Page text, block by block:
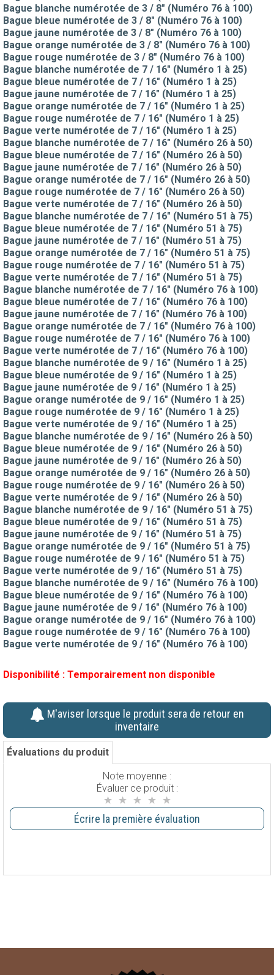
Bague blanche numérotée de 3 / 8" (Numéro 76 à 100)
Bague bleue numérotée de 3 / 8" (Numéro 76 à 100)
Bague jaune numérotée de 3 / 8" (Numéro 76 à 100)
Bague orange numérotée de 3 / 8" (Numéro 76 à 100)
Bague rouge numérotée de 3 / 8" (Numéro 76 à 100)
Bague blanche numérotée de 7 / 16" (Numéro 1 à 25)
Bague bleue numérotée de 7 / 16" (Numéro 1 à 25)
Bague jaune numérotée de 7 / 16" (Numéro 1 à 25)
Bague orange numérotée de 7 / 16" (Numéro 1 à 25)
Bague rouge numérotée de 7 / 16" (Numéro 1 à 25)
Bague verte numérotée de 7 / 16" (Numéro 1 à 25)
Bague blanche numérotée de 7 / 16" (Numéro 26 à 50)
Bague bleue numérotée de 7 / 16" (Numéro 26 à 50)
Bague jaune numérotée de 7 / 16" (Numéro 26 à 50)
Bague orange numérotée de 7 / 16" (Numéro 26 à 50)
Bague rouge numérotée de 7 / 16" (Numéro 26 à 50)
Bague verte numérotée de 7 / 16" (Numéro 26 à 50)
Bague blanche numérotée de 7 / 16" (Numéro 51 à 75)
Bague bleue numérotée de 7 / 16" (Numéro 51 à 75)
Bague jaune numérotée de 7 / 16" (Numéro 51 à 75)
Bague orange numérotée de 7 / 16" (Numéro 51 à 75)
Bague rouge numérotée de 7 / 16" (Numéro 51 à 75)
Bague verte numérotée de 7 / 16" (Numéro 51 à 75)
Bague blanche numérotée de 7 / 16" (Numéro 76 à 100)
Bague bleue numérotée de 7 / 16" (Numéro 76 à 100)
Bague jaune numérotée de 7 / 16" (Numéro 76 à 100)
Bague orange numérotée de 7 / 16" (Numéro 76 à 100)
Bague rouge numérotée de 7 / 16" (Numéro 76 à 100)
Bague verte numérotée de 7 / 16" (Numéro 76 à 100)
Bague blanche numérotée de 9 / 16" (Numéro 1 à 25)
Bague bleue numérotée de 9 / 16" (Numéro 1 à 25)
Bague jaune numérotée de 9 / 16" (Numéro 1 à 25)
Bague orange numérotée de 9 / 16" (Numéro 1 à 25)
Bague rouge numérotée de 9 / 16" (Numéro 1 à 25)
Bague verte numérotée de 9 / 16" (Numéro 1 à 25)
Bague blanche numérotée de 9 / 16" (Numéro 26 à 50)
Bague bleue numérotée de 9 / 16" (Numéro 26 à 50)
Bague jaune numérotée de 9 / 16" (Numéro 26 à 50)
Bague orange numérotée de 9 / 16" (Numéro 26 à 50)
Bague rouge numérotée de 9 / 16" (Numéro 26 à 50)
Bague verte numérotée de 9 / 16" (Numéro 26 à 50)
Bague blanche numérotée de 9 / 16" (Numéro 51 à 75)
Bague bleue numérotée de 9 / 16" (Numéro 51 à 75)
Bague jaune numérotée de 9 / 16" (Numéro 51 à 75)
Bague orange numérotée de 9 / 16" (Numéro 51 à 75)
Bague rouge numérotée de 9 / 16" (Numéro 51 à 75)
Bague verte numérotée de 9 / 16" (Numéro 51 à 75)
Bague blanche numérotée de 9 / 16" (Numéro 76 à 100)
Bague bleue numérotée de 9 / 16" (Numéro 76 à 100)
Bague jaune numérotée de 9 / 16" (Numéro 76 à 100)
Bague orange numérotée de 9 / 16" (Numéro 76 à 100)
Bague rouge numérotée de 9 / 16" (Numéro 76 à 100)
Bague verte numérotée de 9 / 16" (Numéro 76 à 100)
Disponibilité : Temporairement non disponible
M'aviser lorsque le produit sera de retour en
inventaire
Évaluations du produit
Note moyenne :
Évaluer ce produit :
Écrire la première évaluation